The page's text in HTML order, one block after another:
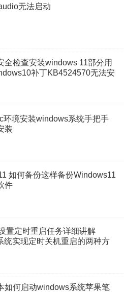
无法启动
全检查安装windows 11部分用
补丁KB4524570无法安
环境安装windows系统手把手
装
如何备份这样备份Windows11
件
置定时重启任务详细讲解
统实现定时关机重启的两种方
如何启动windows系统苹果笔